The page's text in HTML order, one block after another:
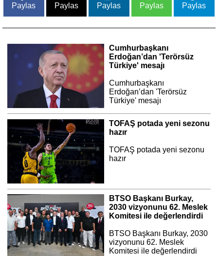
Paylas Paylas Paylas Paylas Paylas
Cumhurbaşkanı
Erdoğan’dan 'Terörsüz
Türkiye' mesajı
Cumhurbaşkanı
Erdoğan’dan 'Terörsüz
Türkiye' mesajı
TOFAŞ potada yeni sezonu
hazır
TOFAŞ potada yeni sezonu
hazır
BTSO Başkanı Burkay,
2030 vizyonunu 62. Meslek
Komitesi ile değerlendirdi
BTSO Başkanı Burkay, 2030
vizyonunu 62. Meslek
Komitesi ile değerlendirdi